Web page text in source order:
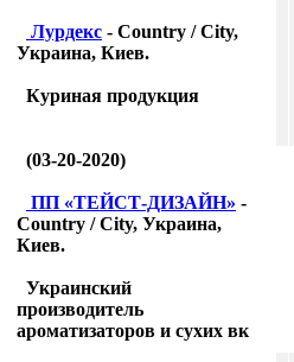
Лурдекс - Country / City,
Украина, Киев.
Куриная продукция
(03-20-2020)
ПП «ТЕЙСТ-ДИЗАЙН» -
Country / City, Украина,
Киев.
Украинский
производитель
ароматизаторов и сухих вк